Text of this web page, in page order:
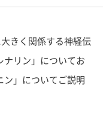
きく関係する神経伝
リン」についてお
」についてご説明